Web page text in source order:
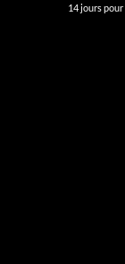
14 jours